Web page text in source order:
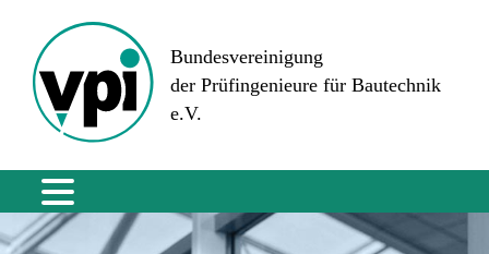
Bundesvereinigung
der Prüfingenieure für Bautechnik
e.V.